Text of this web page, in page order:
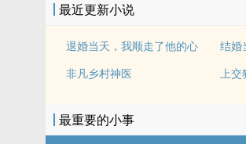
最近更新小说
退婚当天，我顺走了他的心
非凡乡村神医 上交
最重要的小事